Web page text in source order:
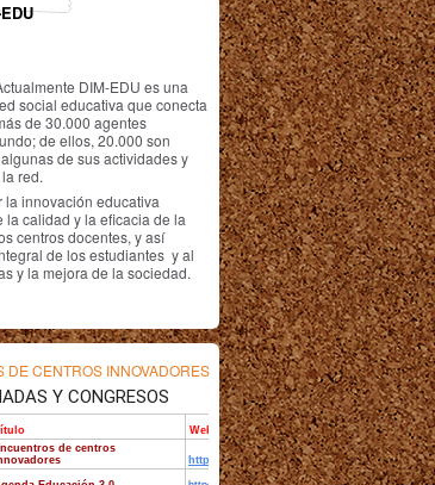
DIM-EDU es una
social educativa que conecta
de 30.000 agentes
de ellos, 20.000 son
de sus actividades y
red.
innovación educativa
calidad y la eficacia de la
centros docentes, y así
de los estudiantes y al
y la mejora de la sociedad.
DE CENTROS INNOVADORES